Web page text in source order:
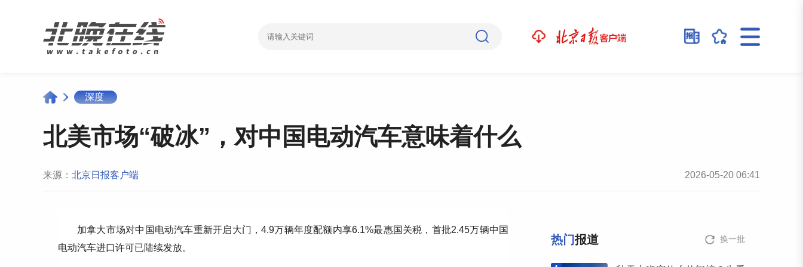
深度
北美市场“破冰”，对中国电动汽车意味着什么
来源： 北京日报客户端 2026-05-20 06:41
加拿大市场对中国电动汽车重新开启大门，4.9万辆年度配额内享6.1%最惠国关税，首批2.45万辆中国
电动汽车进口许可已陆续发放。
热门报道 换一批